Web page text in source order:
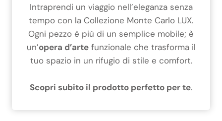
Intraprendi un viaggio nell’eleganza senza
tempo con la Collezione Monte Carlo LUX.
Ogni pezzo è più di un semplice mobile; è
un’opera d’artefunzionale che trasforma il
tuo spazio in un rifugio di stile e comfort.
Scopri subito il prodotto perfetto per te.